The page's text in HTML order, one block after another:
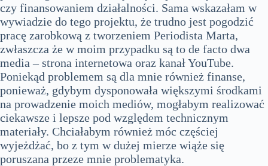
czy finansowaniem działalności. Sama wskazałam w
wywiadzie do tego projektu, że trudno jest pogodzić
pracę zarobkową z tworzeniem Periodista Marta,
zwłaszcza że w moim przypadku są to de facto dwa
media – strona internetowa oraz kanał YouTube.
Poniekąd problemem są dla mnie również finanse,
ponieważ, gdybym dysponowała większymi środkami
na prowadzenie moich mediów, mogłabym realizować
ciekawsze i lepsze pod względem technicznym
materiały. Chciałabym również móc częściej
wyjeżdżać, bo z tym w dużej mierze wiąże się
poruszana przeze mnie problematyka.